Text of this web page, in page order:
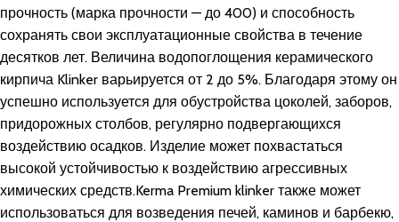
прочность (марка прочности — до 400) и способность
сохранять свои эксплуатационные свойства в течение
десятков лет. Величина водопоглощения керамического
кирпича Klinker варьируется от 2 до 5%. Благодаря этому он
успешно используется для обустройства цоколей, заборов,
придорожных столбов, регулярно подвергающихся
воздействию осадков. Изделие может похвастаться
высокой устойчивостью к воздействию агрессивных
химических средств.Kerma Premium klinker также может
использоваться для возведения печей, каминов и барбекю,